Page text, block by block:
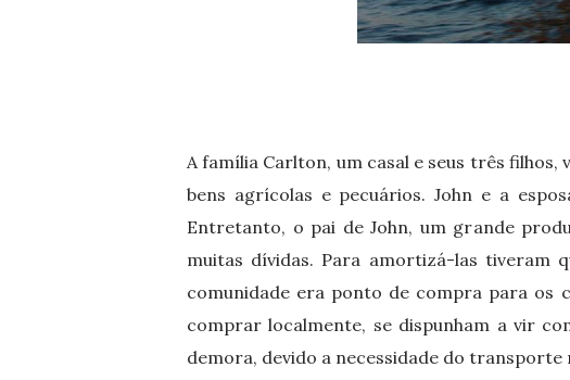
A família Carlton, um casal e seus três
bens agrícolas e pecuários. John e a
Entretanto, o pai de John, um grande
muitas dívidas. Para amortizá-las tiveram
comunidade era ponto de compra para os
comprar localmente, se dispunham a vir
demora, devido a necessidade do